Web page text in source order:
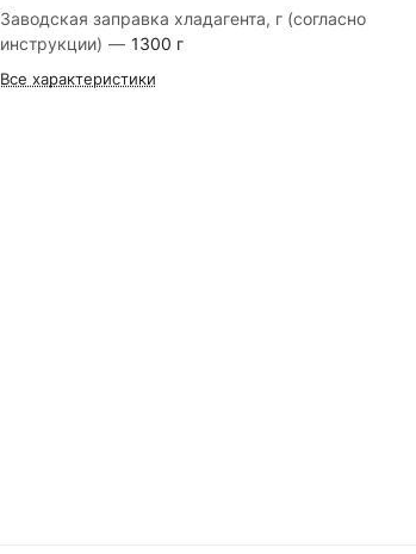
Заводская заправка хладагента, г (согласно
инструкции) — 1300 г
Все характеристики